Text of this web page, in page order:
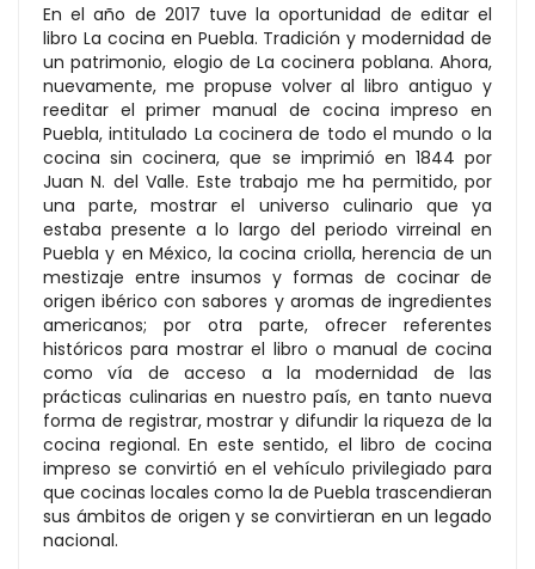
En el año de 2017 tuve la oportunidad de editar el
libro La cocina en Puebla. Tradición y modernidad de
un patrimonio, elogio de La cocinera poblana. Ahora,
nuevamente, me propuse volver al libro antiguo y
reeditar el primer manual de cocina impreso en
Puebla, intitulado La cocinera de todo el mundo o la
cocina sin cocinera, que se imprimió en 1844 por
Juan N. del Valle. Este trabajo me ha permitido, por
una parte, mostrar el universo culinario que ya
estaba presente a lo largo del periodo virreinal en
Puebla y en México, la cocina criolla, herencia de un
mestizaje entre insumos y formas de cocinar de
origen ibérico con sabores y aromas de ingredientes
americanos; por otra parte, ofrecer referentes
históricos para mostrar el libro o manual de cocina
como vía de acceso a la modernidad de las
prácticas culinarias en nuestro país, en tanto nueva
forma de registrar, mostrar y difundir la riqueza de la
cocina regional. En este sentido, el libro de cocina
impreso se convirtió en el vehículo privilegiado para
que cocinas locales como la de Puebla trascendieran
sus ámbitos de origen y se convirtieran en un legado
nacional.